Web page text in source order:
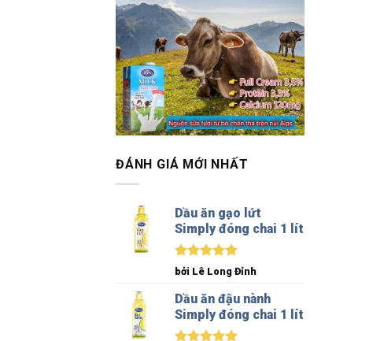
ĐÁNH GIÁ MỚI NHẤT
Dầu ăn gạo lứt
Simply đóng chai 1 lít
Được xếp
sao
bởi Lê Long Đỉnh
Dầu ăn đậu nành
Simply đóng chai 1 lít